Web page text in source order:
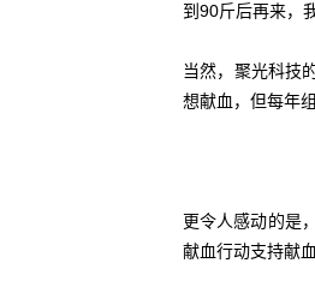
到90斤后再来，
当然，聚光科技
想献血，但每年
更令人感动的是
献血行动支持献血